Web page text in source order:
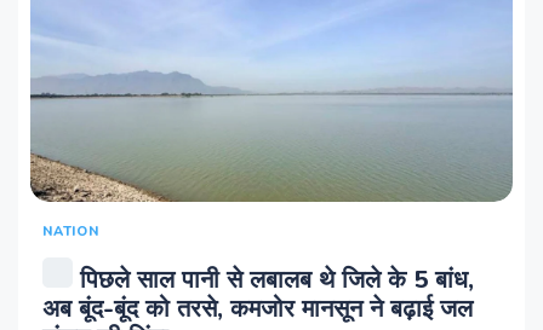
NATION
पिछले साल पानी से लबालब थे जिले के 5 बांध,
अब बूंद-बूंद को तरसे, कमजोर मानसून ने बढ़ाई जल